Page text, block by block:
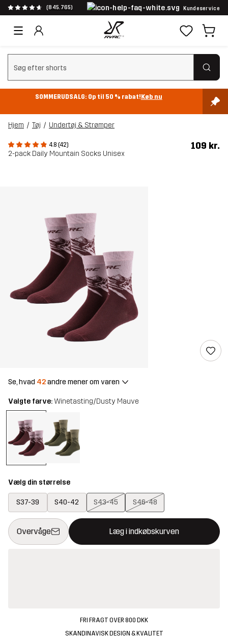
(845.765) Kundeservice
Ryd søgning
SOMMERUDSALG: Op til 50 % rabat!Køb nu
Hjem Tøj Undertøj & Strømper
4.8 (42)
2-pack Daily Mountain Socks Unisex
109 kr.
Se, hvad 42andre mener om varen
Valgte farve: Winetasting/Dusty Mauve
Vælg din størrelse
S37-39 S40-42 S43-45 S46-48
Overvåge Læg i indkøbskurven
Denne knap åbner en modal, der bekræfter en ny vare i
{{size}} ikke tilgængelig
FRI FRAGT OVER 800 DKK
SKANDINAVISK DESIGN & KVALITET